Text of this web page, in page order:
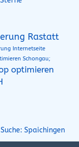
Rastatt
Internetseite
Schongau;
optimieren
Suche: Spaichingen